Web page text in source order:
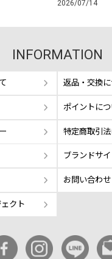
2026/07/14
INFORMATION
返品・交換
ポイントに
特定商取引
ブランドサイ
お問い合わせ
クト